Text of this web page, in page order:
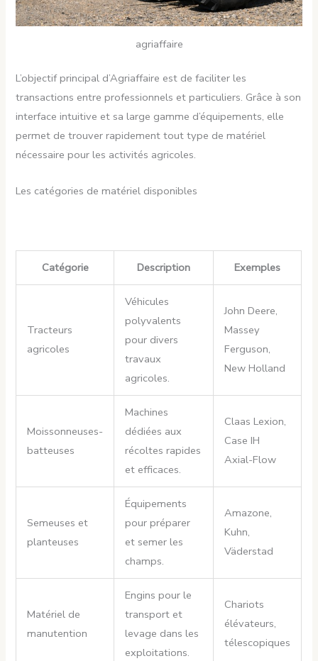
agriaffaire
L’objectif principal d’Agriaffaire est de faciliter les
transactions entre professionnels et particuliers. Grâce à son
interface intuitive et sa large gamme d’équipements, elle
permet de trouver rapidement tout type de matériel
nécessaire pour les activités agricoles.
Les catégories de matériel disponibles
Catégorie Description Exemples
Tracteurs
agricoles
Véhicules
polyvalents
pour divers
travaux
agricoles.
John Deere,
Massey
Ferguson,
New Holland
Moissonneuses-
batteuses
Machines
dédiées aux
récoltes rapides
et efficaces.
Claas Lexion,
Case IH
Axial-Flow
Semeuses et
planteuses
Équipements
pour préparer
et semer les
champs.
Amazone,
Kuhn,
Väderstad
Matériel de
manutention
Engins pour le
transport et
levage dans les
exploitations.
Chariots
élévateurs,
télescopiques